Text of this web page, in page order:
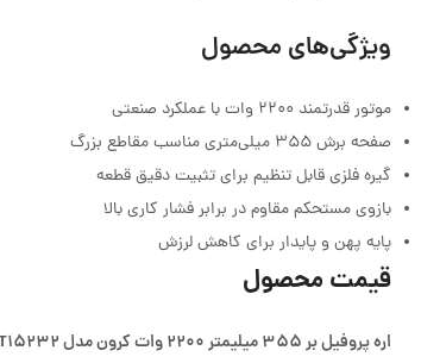
ویژگی‌های محصول
موتور قدرتمند ۲۲۰۰ وات با عملکرد صنعتی
صفحه برش ۳۵۵ میلی‌متری مناسب مقاطع بزرگ
گیره فلزی قابل تنظیم برای تثبیت دقیق قطعه
بازوی مستحکم مقاوم در برابر فشار کاری بالا
پایه پهن و پایدار برای کاهش لرزش
قیمت محصول
اره پروفیل بر ۳۵۵ میلیمتر ۲۲۰۰ وات کرون مدل CT15232